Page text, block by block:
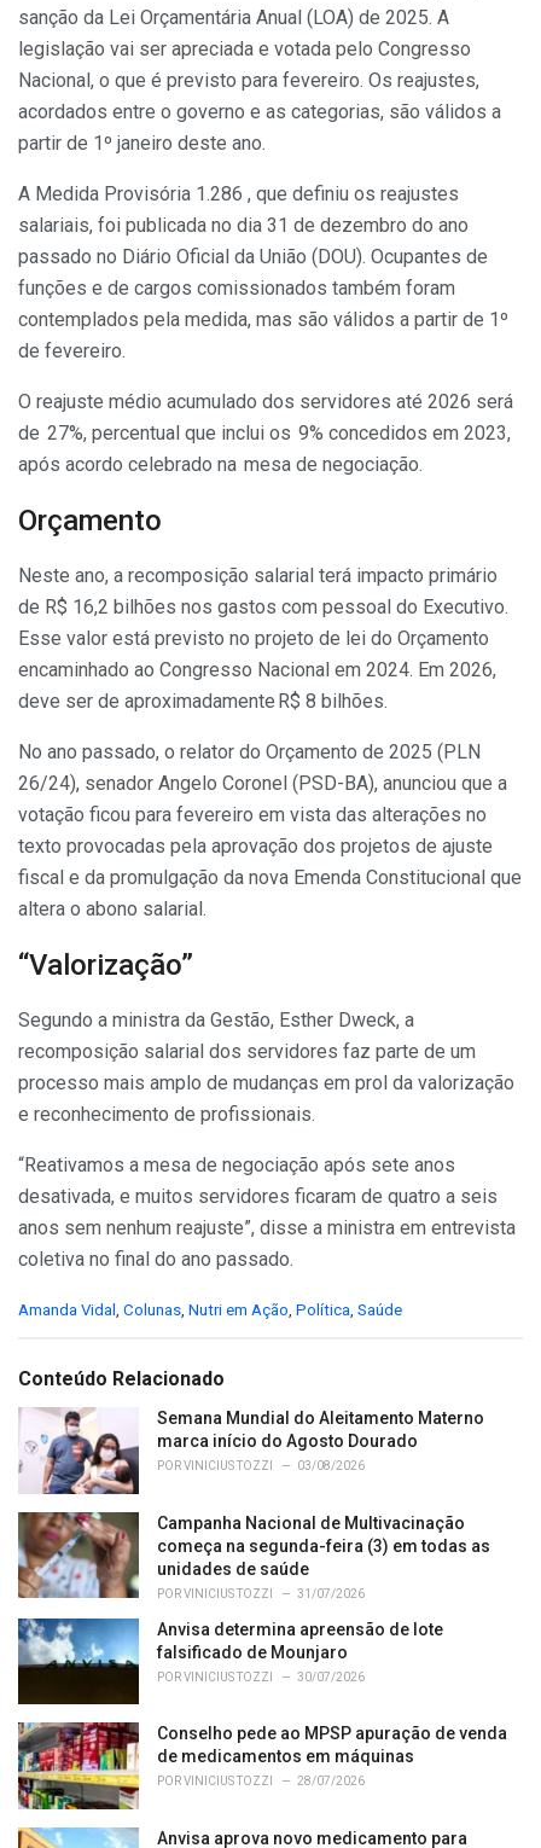
sanção da Lei Orçamentária Anual (LOA) de 2025. A
legislação vai ser apreciada e votada pelo Congresso
Nacional, o que é previsto para fevereiro. Os reajustes,
acordados entre o governo e as categorias, são válidos a
partir de 1º janeiro deste ano.
A Medida Provisória 1.286 , que definiu os reajustes
salariais, foi publicada no dia 31 de dezembro do ano
passado no Diário Oficial da União (DOU). Ocupantes de
funções e de cargos comissionados também foram
contemplados pela medida, mas são válidos a partir de 1º
de fevereiro.
O reajuste médio acumulado dos servidores até 2026 será
de 27%, percentual que inclui os 9% concedidos em 2023,
após acordo celebrado na mesa de negociação.
Orçamento
Neste ano, a recomposição salarial terá impacto primário
de R$ 16,2 bilhões nos gastos com pessoal do Executivo.
Esse valor está previsto no projeto de lei do Orçamento
encaminhado ao Congresso Nacional em 2024. Em 2026,
deve ser de aproximadamente R$ 8 bilhões.
No ano passado, o relator do Orçamento de 2025 (PLN
26/24), senador Angelo Coronel (PSD-BA), anunciou que a
votação ficou para fevereiro em vista das alterações no
texto provocadas pela aprovação dos projetos de ajuste
fiscal e da promulgação da nova Emenda Constitucional que
altera o abono salarial.
“Valorização”
Segundo a ministra da Gestão, Esther Dweck, a
recomposição salarial dos servidores faz parte de um
processo mais amplo de mudanças em prol da valorização
e reconhecimento de profissionais.
“Reativamos a mesa de negociação após sete anos
desativada, e muitos servidores ficaram de quatro a seis
anos sem nenhum reajuste”, disse a ministra em entrevista
coletiva no final do ano passado.
C
e
o
i
Amanda Vidal Colunas Nutri em Ação Política Saúde
Conteúdo Relacionado
Semana Mundial do Aleitamento Materno
marca início do Agosto Dourado
PORVINICIUS TOZZI 03/08/2026
Campanha Nacional de Multivacinação
começa na segunda-feira (3) em todas as
unidades de saúde
PORVINICIUS TOZZI 31/07/2026
Anvisa determina apreensão de lote
falsificado de Mounjaro
PORVINICIUS TOZZI 30/07/2026
Conselho pede ao MPSP apuração de venda
de medicamentos em máquinas
PORVINICIUS TOZZI 28/07/2026
Anvisa aprova novo medicamento para